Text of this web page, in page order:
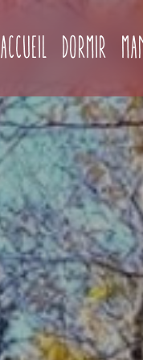
Accueil Dormir